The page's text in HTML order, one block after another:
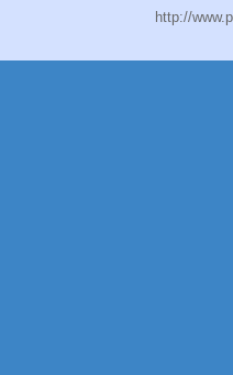
http://